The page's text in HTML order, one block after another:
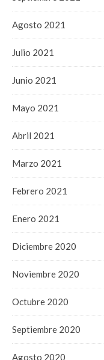
Agosto 2021
Julio 2021
Junio 2021
Mayo 2021
Abril 2021
Marzo 2021
Febrero 2021
Enero 2021
Diciembre 2020
Noviembre 2020
Octubre 2020
Septiembre 2020
Agosto 2020